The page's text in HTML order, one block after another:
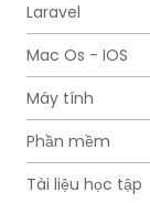
Laravel
Mac Os - IOS
Máy tính
Phần mềm
Tài liệu học tập